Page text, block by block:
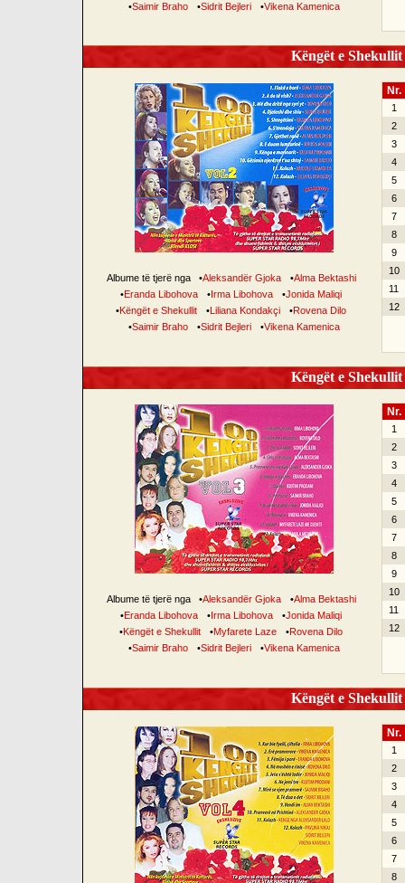
•Saimir Braho •Sidrit Bejleri •Vikena Kamenica
Këngët e
Albume të tjerë nga •Aleksandër Gjoka •Alma Bektashi
•Eranda Libohova •Irma Libohova •Jonida Maliqi
•Këngët e Shekullit •Liliana Kondakçi •Rovena Dilo
•Saimir Braho •Sidrit Bejleri •Vikena Kamenica
Nr.
1
2
3
4
5
6
7
8
9
10
11
12
Këngët e
Albume të tjerë nga •Aleksandër Gjoka •Alma Bektashi
•Eranda Libohova •Irma Libohova •Jonida Maliqi
•Këngët e Shekullit •Myfarete Laze •Rovena Dilo
•Saimir Braho •Sidrit Bejleri •Vikena Kamenica
Nr.
1
2
3
4
5
6
7
8
9
10
11
12
Këngët e
Nr.
1
2
3
4
5
6
7
8